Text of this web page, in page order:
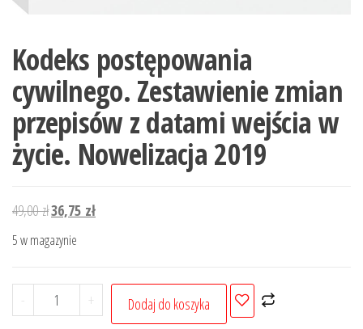
Kodeks postępowania
cywilnego. Zestawienie zmian
przepisów z datami wejścia w
życie. Nowelizacja 2019
49,00złPierwotna
cena
wynosiła:
36,75 złAktualna
5 w magazynie
-
ilość
Kodeks
+ Dodaj do koszyka